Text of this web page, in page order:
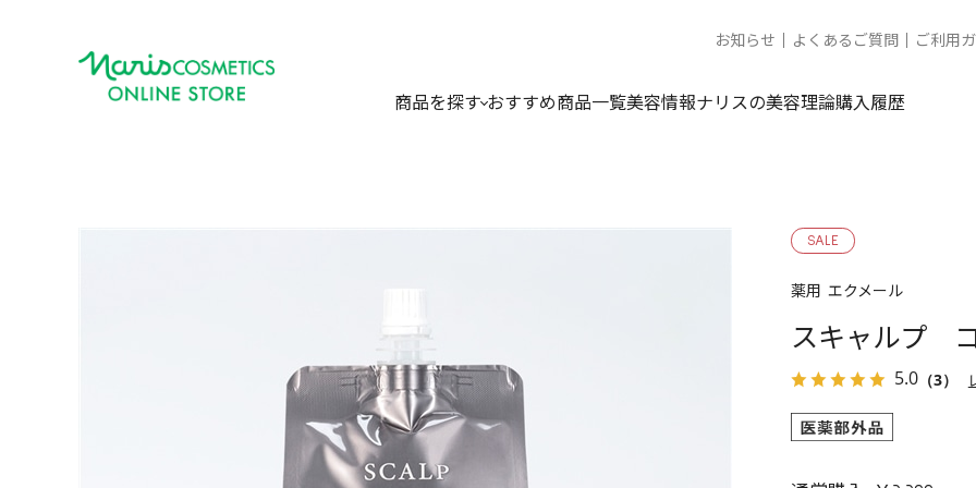
お知らせ よくあるご質問 ご利用
商品を探す おすすめ商品一覧美容情報ナリスの美容理論購入履歴
SALE
薬用 エクメール
スキャルプ
5.0（3）